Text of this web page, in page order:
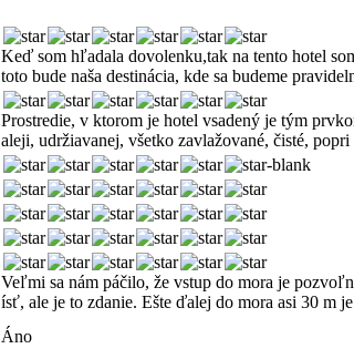
Keď som hľadala dovolenku,tak na tento hotel
toto bude naša destinácia, kde sa budeme
Prostredie, v ktorom je hotel vsadený je tým
aleji, udržiavanej, všetko zavlažované, čisté,
Veľmi sa nám páčilo, že vstup do mora je
ísť, ale je to zdanie. Ešte ďalej do mora asi 30 m
Áno